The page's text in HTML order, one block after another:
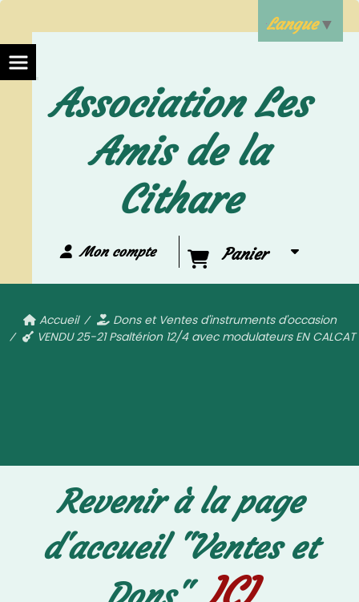
Association Les
Amis de la
Cithare
Mon compte Panier
Accueil
Dons et Ventes d'instruments d'occasion
VENDU 25-21 Psaltérion 12/4 avec modulateurs EN CALCAT
Revenir à la page
d'accueil "Ventes et
Langue▼